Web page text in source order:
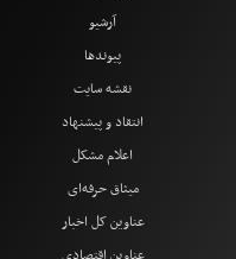
آرشیو
پیوندها
نقشه سایت
انتقاد و پیشنهاد
اعلام مشکل
میثاق حرفه‌ای
عناوین کل اخبار